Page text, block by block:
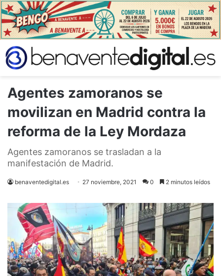
Agentes zamoranos se
movilizan en Madrid contra la
reforma de la Ley Mordaza
Agentes zamoranos se trasladan a la
manifestación de Madrid.
benaventedigital.es 27 noviembre, 2021 0 2 minutos leídos